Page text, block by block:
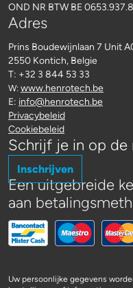
OND NR BTW BE
Adres
Prins Boudewijnlaan 7 Unit
2550 Kontich, Belgie
T: +32 3 844 53 33
W: www.henrotech.be
E: info@henrotech.be
Privacybeleid
Cookiebeleid
Schrijf je in op de
Inschrijven
Een uitgebreide
aan
Uw persoonlijke gegevens